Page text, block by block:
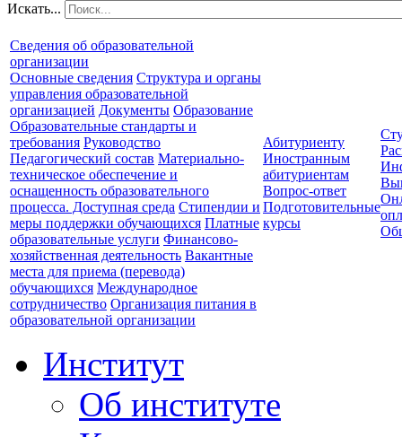
Искать...
Сведения об образовательной
организации
Основные сведения Структура и органы
управления образовательной
организацией Документы Образование
Образовательные стандарты и
требования Руководство
Педагогический состав Материально-
техническое обеспечение и
оснащенность образовательного
процесса. Доступная среда Стипендии и
меры поддержки обучающихся Платные
образовательные услуги Финансово-
хозяйственная деятельность Вакантные
места для приема (перевода)
обучающихся Международное
сотрудничество Организация питания в
образовательной организации
Абитуриенту
Иностранным
абитуриентам
Вопрос-ответ
Подготовительные
курсы
Институт
Об институте